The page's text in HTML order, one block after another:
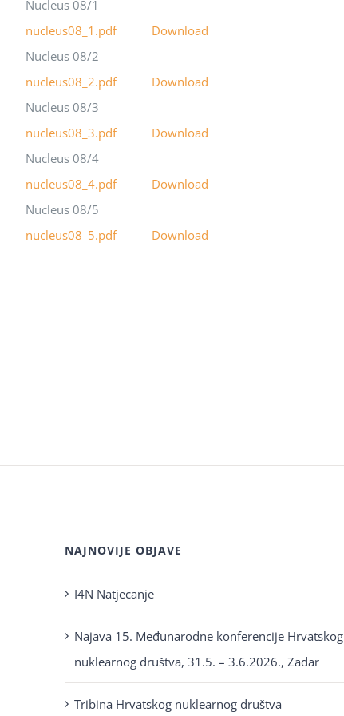
Nucleus 08/1
nucleus08_1.pdf Download
Nucleus 08/2
nucleus08_2.pdf Download
Nucleus 08/3
nucleus08_3.pdf Download
Nucleus 08/4
nucleus08_4.pdf Download
Nucleus 08/5
nucleus08_5.pdf Download
NAJNOVIJE OBJAVE
I4N Natjecanje
Najava 15. Međunarodne konferencije Hrvatskog
nuklearnog društva, 31.5. – 3.6.2026., Zadar
Tribina Hrvatskog nuklearnog društva